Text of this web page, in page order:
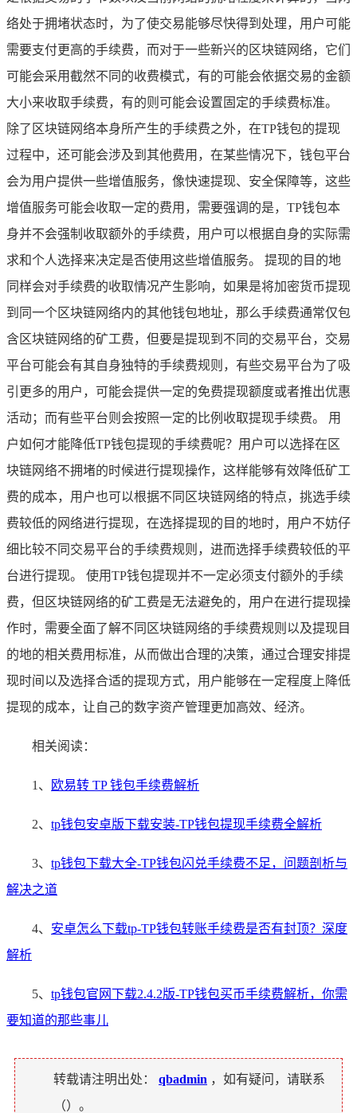
络处于拥堵状态时，为了使交易能够尽快得到处理，用户可能
需要支付更高的手续费，而对于一些新兴的区块链网络，它们
可能会采用截然不同的收费模式，有的可能会依据交易的金额
大小来收取手续费，有的则可能会设置固定的手续费标准。
除了区块链网络本身所产生的手续费之外，在TP钱包的提现
过程中，还可能会涉及到其他费用，在某些情况下，钱包平台
会为用户提供一些增值服务，像快速提现、安全保障等，这些
增值服务可能会收取一定的费用，需要强调的是，TP钱包本
身并不会强制收取额外的手续费，用户可以根据自身的实际需
求和个人选择来决定是否使用这些增值服务。 提现的目的地
同样会对手续费的收取情况产生影响，如果是将加密货币提现
到同一个区块链网络内的其他钱包地址，那么手续费通常仅包
含区块链网络的矿工费，但要是提现到不同的交易平台，交易
平台可能会有其自身独特的手续费规则，有些交易平台为了吸
引更多的用户，可能会提供一定的免费提现额度或者推出优惠
活动；而有些平台则会按照一定的比例收取提现手续费。 用
户如何才能降低TP钱包提现的手续费呢？用户可以选择在区
块链网络不拥堵的时候进行提现操作，这样能够有效降低矿工
费的成本，用户也可以根据不同区块链网络的特点，挑选手续
费较低的网络进行提现，在选择提现的目的地时，用户不妨仔
细比较不同交易平台的手续费规则，进而选择手续费较低的平
台进行提现。 使用TP钱包提现并不一定必须支付额外的手续
费，但区块链网络的矿工费是无法避免的，用户在进行提现操
作时，需要全面了解不同区块链网络的手续费规则以及提现目
的地的相关费用标准，从而做出合理的决策，通过合理安排提
现时间以及选择合适的提现方式，用户能够在一定程度上降低
提现的成本，让自己的数字资产管理更加高效、经济。
相关阅读：
1、 欧易转 TP 钱包手续费解析
2、 tp钱包安卓版下载安装-TP钱包提现手续费全解析
3、 tp钱包下载大全-TP钱包闪兑手续费不足，问题剖析与
解决之道
4、 安卓怎么下载tp-TP钱包转账手续费是否有封顶？深度
解析
5、 tp钱包官网下载2.4.2版-TP钱包买币手续费解析，你需
要知道的那些事儿
转载请注明出处： qbadmin ，如有疑问，请联系
（）。